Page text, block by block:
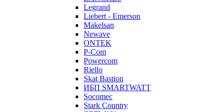
Legrand
Liebert - Emerson
Makelsan
Newave
ONTEK
P-Com
Powercom
Riello
Skat Bastion
ИБП SMARTWATT
Socomec
Stark Country